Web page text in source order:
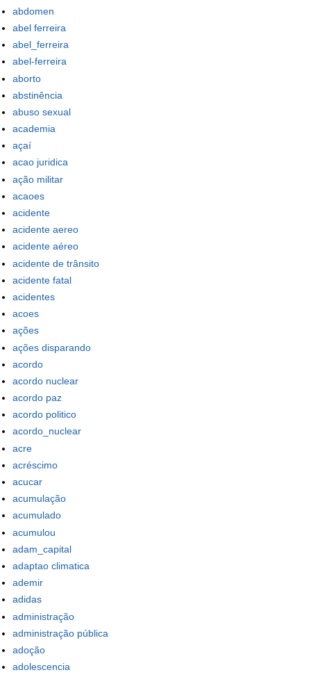
abdomen
abel ferreira
abel_ferreira
abel-ferreira
aborto
abstinência
abuso sexual
academia
açaí
acao juridica
ação militar
acaoes
acidente
acidente aereo
acidente aéreo
acidente de trânsito
acidente fatal
acidentes
acoes
ações
ações disparando
acordo
acordo nuclear
acordo paz
acordo politico
acordo_nuclear
acre
acréscimo
acucar
acumulação
acumulado
acumulou
adam_capital
adaptao climatica
ademir
adidas
administração
administração pública
adoção
adolescencia